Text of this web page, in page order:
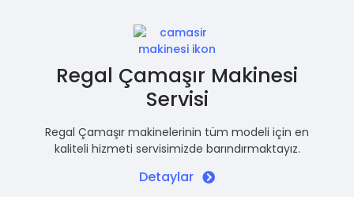
Regal Çamaşır Makinesi
Servisi
Regal Çamaşır makinelerinin tüm modeli için en
kaliteli hizmeti servisimizde barındırmaktayız.
Detaylar